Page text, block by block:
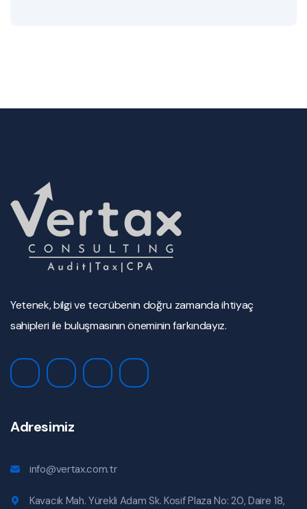
Yetenek, bilgi ve tecrübenin doğru zamanda ihtiyaç
sahipleri ile buluşmasının öneminin farkındayız.
Adresimiz
info@vertax.com.tr
Kavacık Mah. Yürekli Adam Sk. Kosif Plaza No: 20, Daire 18,